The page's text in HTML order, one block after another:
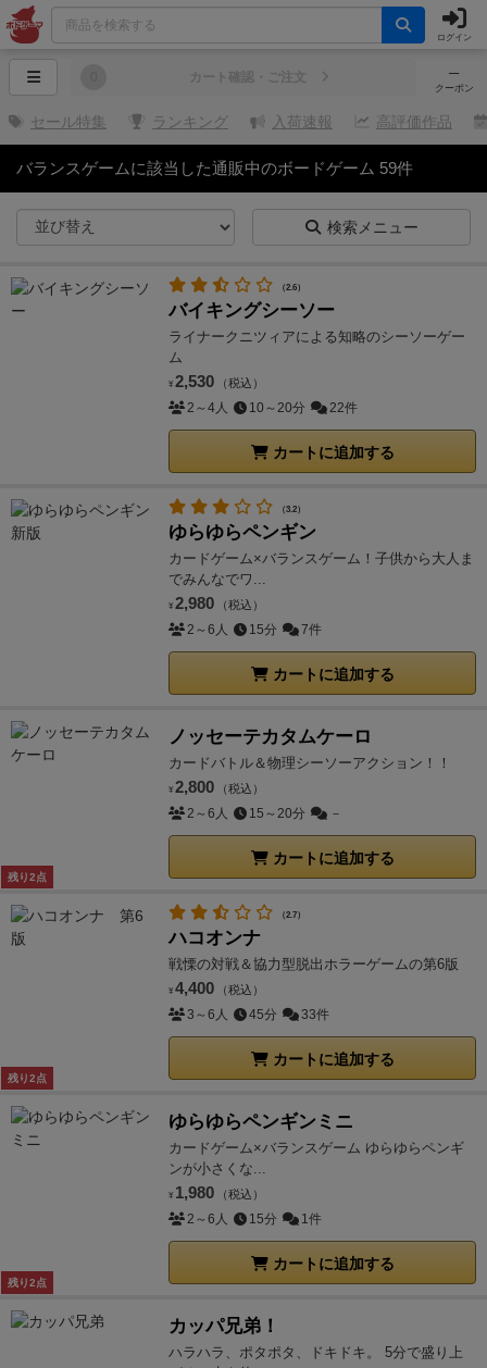
ログイン
─
クーポン
カート確認・ご注文
セール特集 ランキング 入荷速報 高評価作品
バランスゲームに該当した通販中のボードゲーム 59件
検索メニュー
（2.6）
バイキングシーソー
ライナークニツィアによる知略のシーソーゲー
ム
¥ 2,530 （税込）
2～4人 10～20分 22件
カートに追加する
（3.2）
ゆらゆらペンギン
カードゲーム×バランスゲーム！子供から大人ま
でみんなでワ...
¥ 2,980 （税込）
2～6人 15分 7件
カートに追加する
残り2点
ノッセーテカタムケーロ
カードバトル＆物理シーソーアクション！！
¥ 2,800 （税込）
2～6人 15～20分 －
カートに追加する
残り2点
（2.7）
ハコオンナ
戦慄の対戦＆協力型脱出ホラーゲームの第6版
¥ 4,400 （税込）
3～6人 45分 33件
カートに追加する
残り2点
ゆらゆらペンギンミニ
カードゲーム×バランスゲーム ゆらゆらペンギ
ンが小さくな...
¥ 1,980 （税込）
2～6人 15分 1件
カートに追加する
カッパ兄弟！
ハラハラ、ポタポタ、ドキドキ。 5分で盛り上